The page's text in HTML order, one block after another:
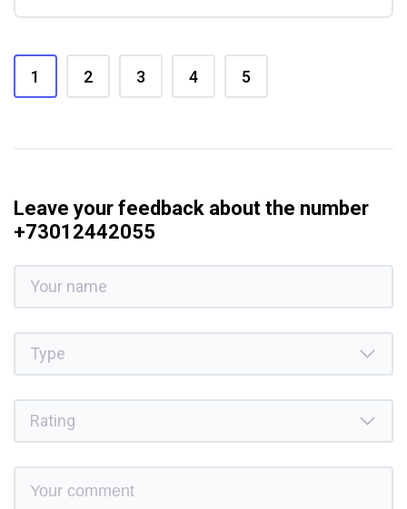
1 2 3 4 5
Leave your feedback about the number
+73012442055